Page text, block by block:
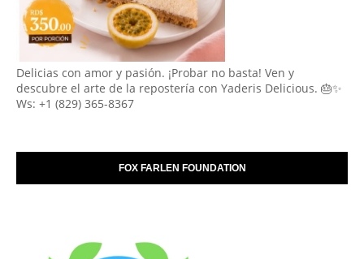
Delicias con amor y pasión. ¡Probar no basta! Ven y
descubre el arte de la repostería con Yaderis Delicious. 🎂✨
Ws: +1 (829) 365-8367
FOX FARLEN FOUNDATION